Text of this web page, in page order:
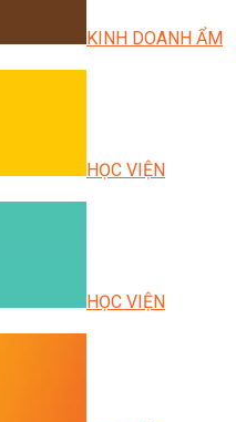
KINH DOANH ẨM
HỌC VIỆN
HỌC VIỆN